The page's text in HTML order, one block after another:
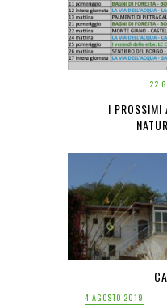
22
I PROSSIMI
4 AGOSTO 2019